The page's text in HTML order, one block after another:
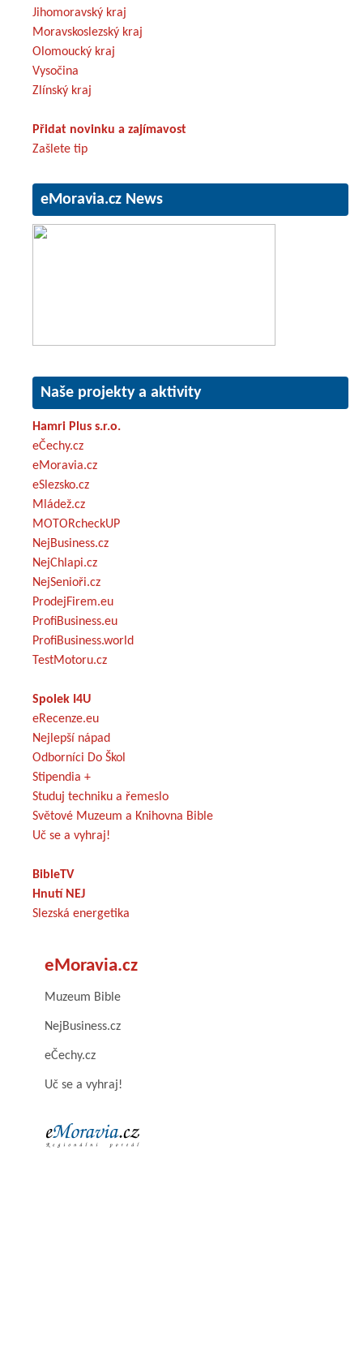
Jihomoravský kraj
Moravskoslezský kraj
Olomoucký kraj
Vysočina
Zlínský kraj
Přidat novinku a zajímavost
Zašlete tip
eMoravia.cz News
Naše projekty a aktivity
Hamri Plus s.r.o.
eČechy.cz
eMoravia.cz
eSlezsko.cz
Mládež.cz
MOTORcheckUP
NejBusiness.cz
NejChlapi.cz
NejSenioři.cz
ProdejFirem.eu
ProfiBusiness.eu
ProfiBusiness.world
TestMotoru.cz
Spolek I4U
eRecenze.eu
Nejlepší nápad
Odborníci Do Škol
Stipendia +
Studuj techniku a řemeslo
Světové Muzeum a Knihovna Bible
Uč se a vyhraj!
BibleTV
Hnutí NEJ
Slezská energetika
eMoravia.cz
Muzeum Bible
NejBusiness.cz
eČechy.cz
Uč se a vyhraj!